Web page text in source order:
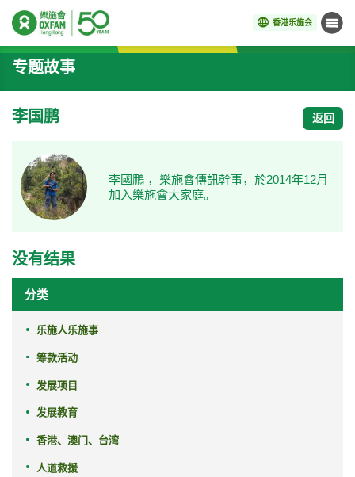
香港乐施会 菜单
开始主要内容
专题故事
李国鹏 返回
李國鵬 ，樂施會傳訊幹事，於2014年12月
加入樂施會大家庭。
没有结果
分类
乐施人乐施事
筹款活动
发展项目
发展教育
香港、澳门、台湾
人道救援